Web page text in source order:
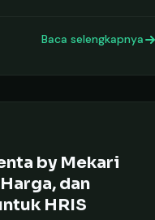
Baca selengkapnya
by Mekari
dan
HRIS